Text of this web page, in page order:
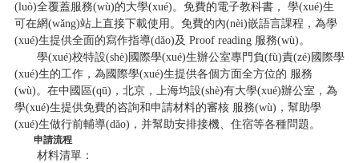
(luò)全覆蓋服務(wù)的大學(xué)。免費的電子教科書， 學(xué)生
可在網(wǎng)站上直接下載使用。免費的內(nèi)嵌語言課程，為學
(xué)生提供全面的寫作指導(dǎo)及 Proof reading 服務(wù)。
學(xué)校特設(shè)國際學(xué)生辦公室專門負(fù)責(zé)國際學
(xué)生的工作，為國際學(xué)生提供各個方面全方位的 服務
(wù)。在中國區(qū)，北京，上海均設(shè)有大學(xué)辦公室，為
學(xué)生提供免費的咨詢和申請材料的審核 服務(wù)，幫助學
(xué)生做行前輔導(dǎo)，并幫助安排接機、住宿等各種問題。
申請流程
材料清單：